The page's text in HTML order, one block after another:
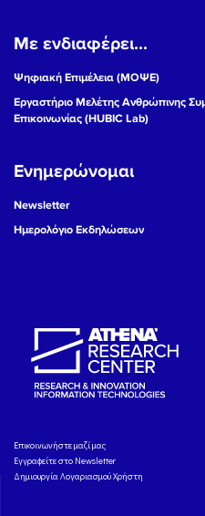
Με ενδιαφέρει...
Ψηφιακή Επιμέλεια (ΜΟΨΕ)
Εργαστήριο Μελέτης Ανθρώπινης
Επικοινωνίας (HUBIC Lab)
Ενημερώνομαι
Newsletter
Ημερολόγιο Εκδηλώσεων
Eπικοινωνήστε μαζί μας
Εγγραφείτε στο Newsletter
Δημιουργία Λογαριασμού Χρήστη